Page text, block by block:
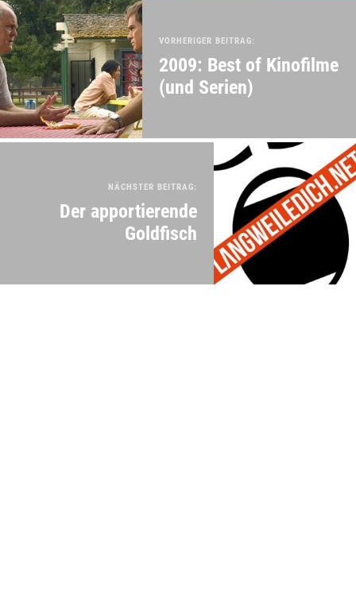
VORHERIGER BEITRAG:
2009: Best of Kinofilme
(und Serien)
NÄCHSTER BEITRAG:
Der apportierende
Goldfisch